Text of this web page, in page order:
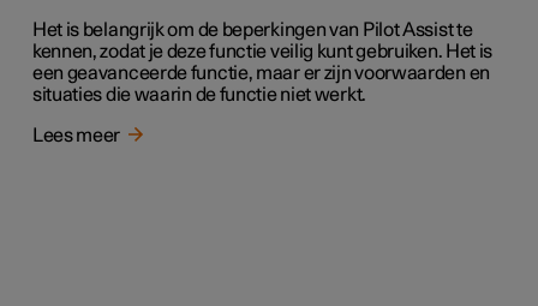
Het is belangrijk om de beperkingen van Pilot Assist te
kennen, zodat je deze functie veilig kunt gebruiken. Het is
een geavanceerde functie, maar er zijn voorwaarden en
situaties die waarin de functie niet werkt.
Lees meer